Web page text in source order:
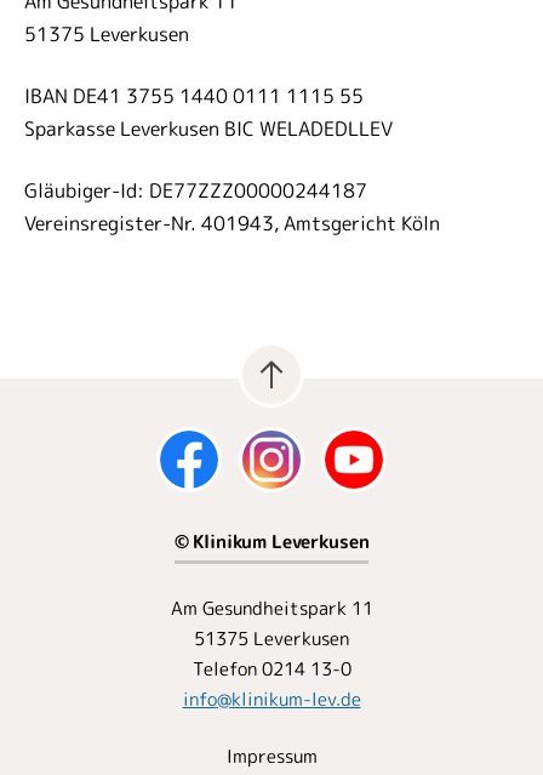
51375 Leverkusen
IBAN DE41 3755 1440 0111 1115 55
Sparkasse Leverkusen BIC WELADEDLLEV
Gläubiger-Id: DE77ZZZ00000244187
Vereinsregister-Nr. 401943, Amtsgericht Köln
© Klinikum Leverkusen
Am Gesundheitspark 11
51375 Leverkusen
Telefon 0214 13-0
info@klinikum-lev.de
Impressum